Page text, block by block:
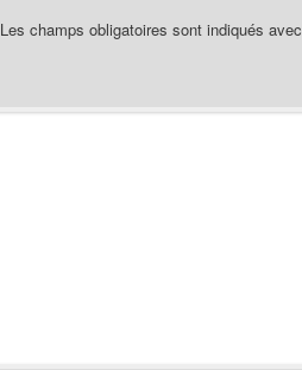
Les champs obligatoires sont indiqués avec